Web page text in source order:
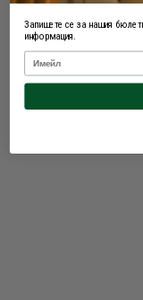
Запишете се за нашия
информация.